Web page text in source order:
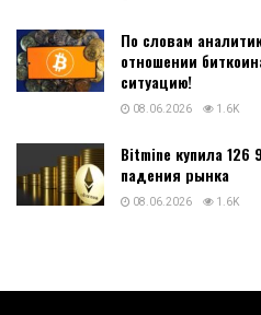
ЧИТАТЬ ДАЛЕЕ
Артур Хейс продал
позитивных постов
Артур Хейс продал
позитивных постов
отношении